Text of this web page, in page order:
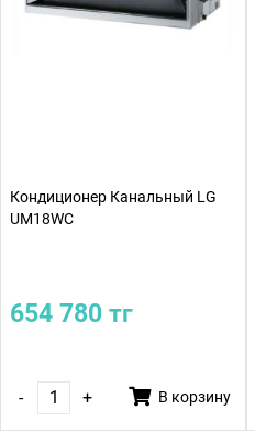
Кондиционер Канальный LG
UM18WC
654 780 тг
- + В корзину